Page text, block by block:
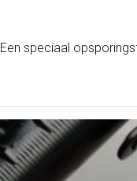
speciaal